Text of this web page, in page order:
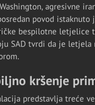
agresivne
povod istaknuto
bespilotne letjelice
SAD tvrdi da je letjela
kršenje
predstavlja treće